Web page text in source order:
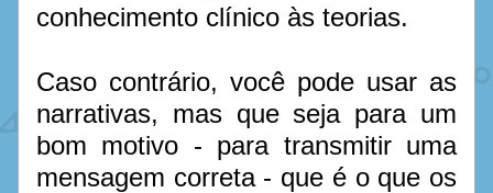
conhecimento clínico às teorias.
Caso contrário, você pode usar as
narrativas, mas que seja para um
bom motivo - para transmitir uma
mensagem correta - que é o que os